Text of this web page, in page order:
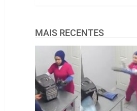
MAIS RECENTES